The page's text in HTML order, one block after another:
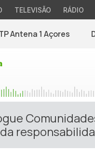
TELEVISÃO RÁDIO
Antena 1 Açores